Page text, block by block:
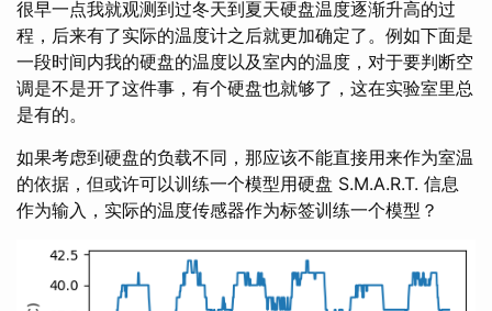
很早一点我就观测到过冬天到夏天硬盘温度逐渐升高的过
程，后来有了实际的温度计之后就更加确定了。例如下面是
一段时间内我的硬盘的温度以及室内的温度，对于要判断空
调是不是开了这件事，有个硬盘也就够了，这在实验室里总
是有的。
如果考虑到硬盘的负载不同，那应该不能直接用来作为室温
的依据，但或许可以训练一个模型用硬盘 S.M.A.R.T. 信息
作为输入，实际的温度传感器作为标签训练一个模型？